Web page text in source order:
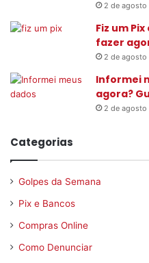
2 de agosto
Fiz um
fazer
2 de agosto
Informei
agora?
2 de agosto
Categorias
Golpes da Semana
Pix e Bancos
Compras Online
Como Denunciar